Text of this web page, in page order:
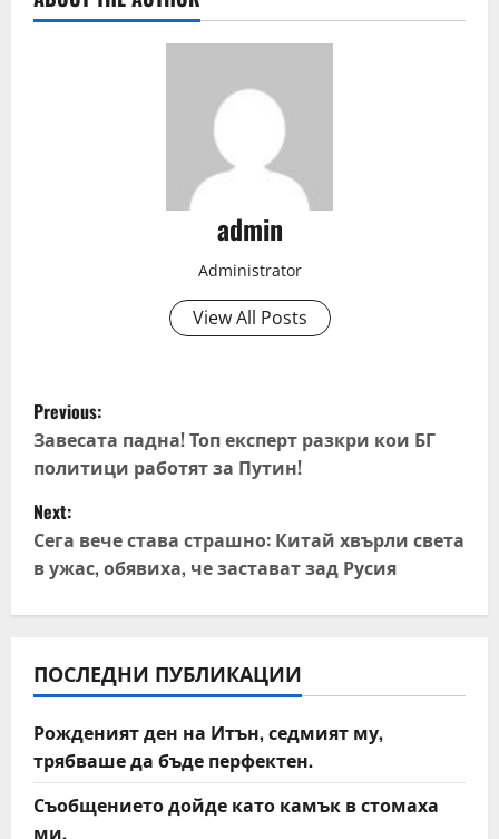
admin
Administrator
View All Posts
P
o
s
t
n
v
i
g
a
Previous:
Завесата падна! Топ експерт разкри кои БГ
политици работят за Путин!
Next:
Сега вече става страшно: Китай хвърли света
в ужас, обявиха, че застават зад Русия
ПОСЛЕДНИ ПУБЛИКАЦИИ
Рожденият ден на Итън, седмият му,
трябваше да бъде перфектен.
Съобщението дойде като камък в стомаха
ми.